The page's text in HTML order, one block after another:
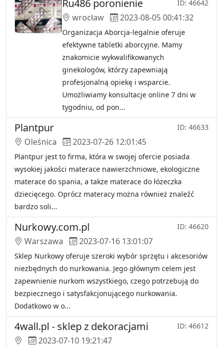
Ru486 poronienie ID: 46642
wrocław 2023-08-05 00:41:32
Organizacja Aborcja-legalnie oferuje
efektywne tabletki aborcyjne. Mamy
znakomicie wykwalifikowanych
ginekologów, którzy zapewniają
profesjonalną opiekę i wsparcie.
Umożliwiamy konsultacje online 7 dni w
tygodniu, od pon...
Plantpur ID: 46633
Oleśnica 2023-07-26 12:01:45
Plantpur jest to firma, która w swojej ofercie posiada
wysokiej jakości materace nawierzchniowe, ekologiczne
materace do spania, a także materace do łóżeczka
dziecięcego. Oprócz materacy można również znaleźć
bardzo soli...
Nurkowy.com.pl ID: 46620
Warszawa 2023-07-16 13:01:07
Sklep Nurkowy oferuje szeroki wybór sprzętu i akcesoriów
niezbędnych do nurkowania. Jego głównym celem jest
zapewnienie nurkom wszystkiego, czego potrzebują do
bezpiecznego i satysfakcjonującego nurkowania.
Dodatkowo w o...
4wall.pl - sklep z dekoracjami ID: 46612
2023-07-10 19:21:47